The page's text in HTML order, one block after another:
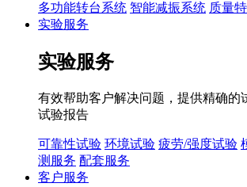
多功能转台系统 智能减振系统 质量
实验服务
实验服务
有效帮助客户解决问题，提供精确的
试验报告
可靠性试验 环境试验 疲劳/强度试验
测服务 配套服务
客户服务